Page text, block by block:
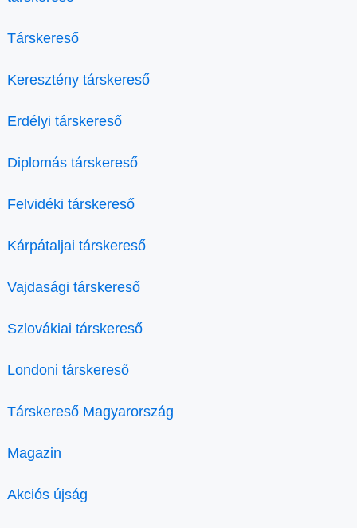
Társkereső
Keresztény társkereső
Erdélyi társkereső
Diplomás társkereső
Felvidéki társkereső
Kárpátaljai társkereső
Vajdasági társkereső
Szlovákiai társkereső
Londoni társkereső
Társkereső Magyarország
Magazin
Akciós újság